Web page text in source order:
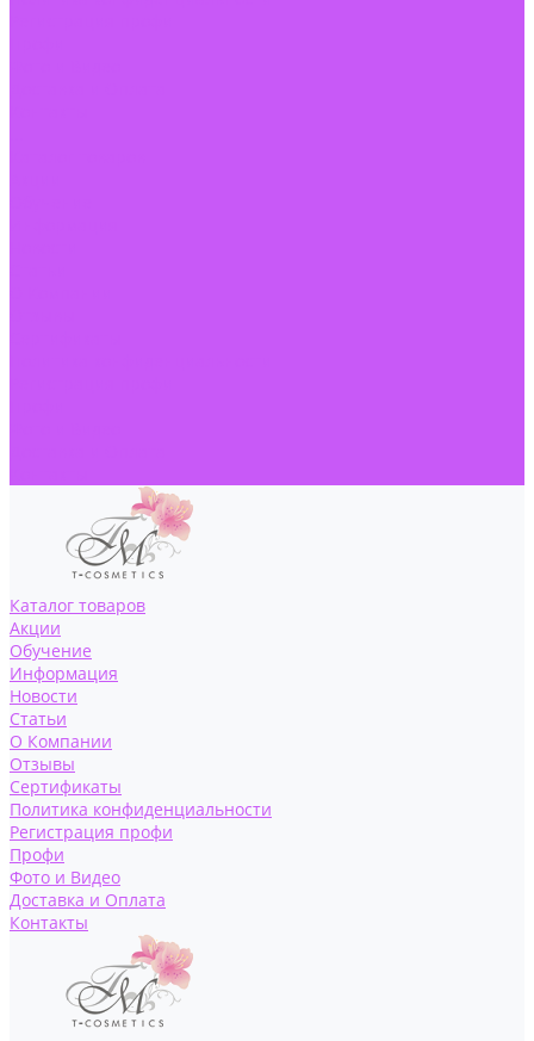
Каталог товаров
Акции
Обучение
Информация
Новости
Статьи
О Компании
Отзывы
Сертификаты
Политика конфиденциальности
Регистрация профи
Профи
Фото и Видео
Доставка и Оплата
Контакты